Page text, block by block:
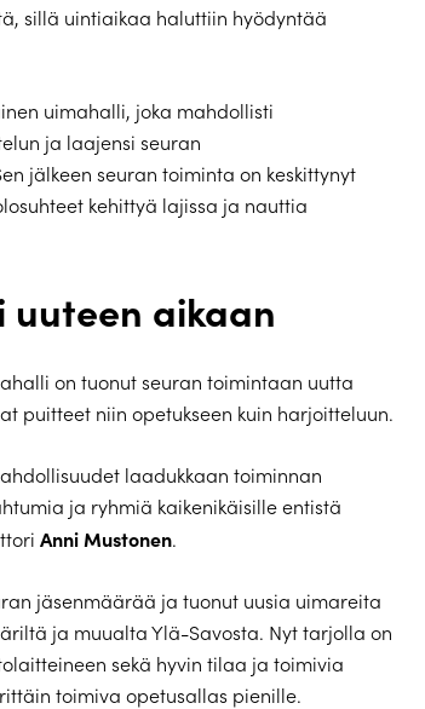
sillä uintiaikaa haluttiin hyödyntää
uimahalli, joka mahdollisti
ja laajensi seuran
jälkeen seuran toiminta on keskittynyt
kehittyä lajissa ja nauttia
aikaan
on tuonut seuran toimintaan uutta
puitteet niin opetukseen kuin harjoitteluun.
laadukkaan toiminnan
ja ryhmiä kaikenikäisille entistä
Anni Mustonen.
jäsenmäärää ja tuonut uusia uimareita
ja muualta Ylä-Savosta. Nyt tarjolla on
sekä hyvin tilaa ja toimivia
toimiva opetusallas pienille.